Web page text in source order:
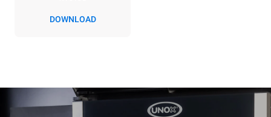
Schuko | ✓
DOWNLOAD